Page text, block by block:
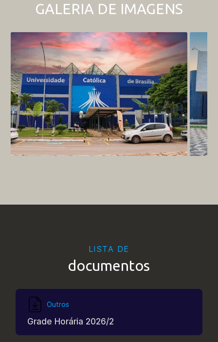
GALERIA DE IMAGENS
LISTA DE
documentos
Outros
Grade Horária 2026/2